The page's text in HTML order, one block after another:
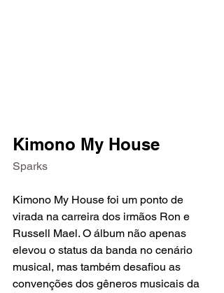
Kimono My House
Sparks
Kimono My House foi um ponto de
virada na carreira dos irmãos Ron e
Russell Mael. O álbum não apenas
elevou o status da banda no cenário
musical, mas também desafiou as
convenções dos gêneros musicais da